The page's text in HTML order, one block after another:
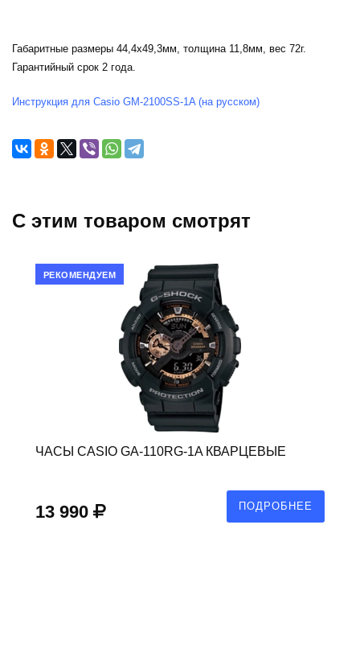
Габаритные размеры 44,4х49,3мм, толщина 11,8мм, вес 72г.
Гарантийный срок 2 года.
Инструкция для Casio GM-2100SS-1A (на русском)
C этим товаром смотрят
РЕКОМЕНДУЕМ
ЧАСЫ CASIO GA-110RG-1A КВАРЦЕВЫЕ
13 990 ПОДРОБНЕЕ